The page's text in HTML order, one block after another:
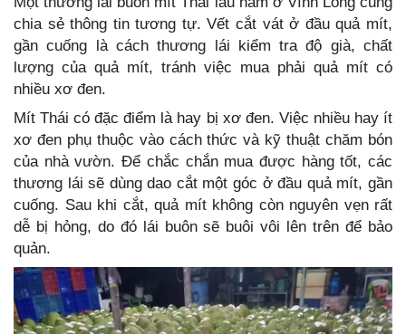
chia sẻ thông tin tương tự. Vết cắt vát ở đầu quả mít,
gần cuống là cách thương lái kiểm tra độ già, chất
lượng của quả mít, tránh việc mua phải quả mít có
nhiều xơ đen.
Mít Thái có đặc điểm là hay bị xơ đen. Việc nhiều hay ít
xơ đen phụ thuộc vào cách thức và kỹ thuật chăm bón
của nhà vườn. Để chắc chắn mua được hàng tốt, các
thương lái sẽ dùng dao cắt một góc ở đầu quả mít, gần
cuống. Sau khi cắt, quả mít không còn nguyên vẹn rất
dễ bị hỏng, do đó lái buôn sẽ buôi vôi lên trên để bảo
quản.